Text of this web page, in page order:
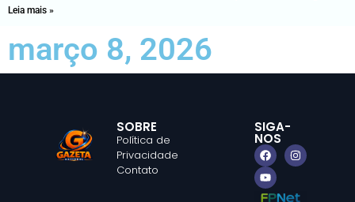
Leia mais »
março 8, 2026
SOBRE
Política de
Privacidade
Contato
SIGA-
NOS